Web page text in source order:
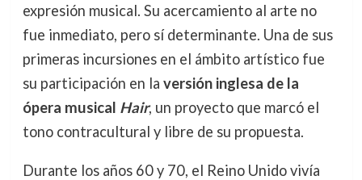
expresión musical. Su acercamiento al arte no
fue inmediato, pero sí determinante. Una de sus
primeras incursiones en el ámbito artístico fue
su participación en la versión inglesa de la
ópera musical Hair, un proyecto que marcó el
tono contracultural y libre de su propuesta.
Durante los años 60 y 70, el Reino Unido vivía